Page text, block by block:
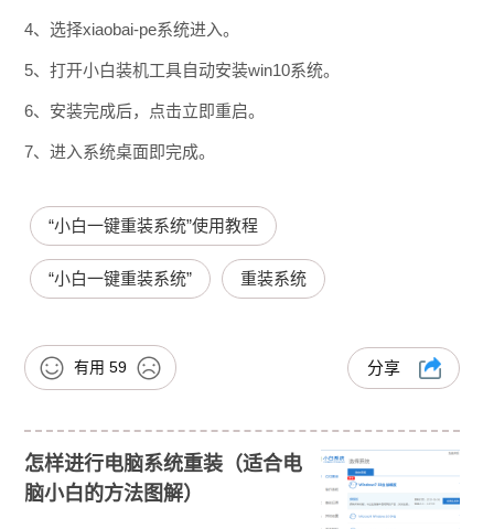
4、选择xiaobai-pe系统进入。
5、打开小白装机工具自动安装win10系统。
6、安装完成后，点击立即重启。
7、进入系统桌面即完成。
“小白一键重装系统”使用教程
“小白一键重装系统” 重装系统
有用 59 分享
怎样进行电脑系统重装（适合电
脑小白的方法图解）